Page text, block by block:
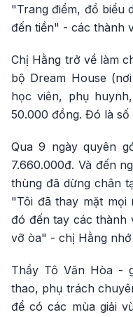
"Trang điểm, đồ biểu
đến tiền" - các thành
Chị Hằng trở về làm
bộ Dream House
học viên, phụ
50.000 đồng. Đó là
Qua 9 ngày quyên
7.660.000đ. Và đến
thùng đã dừng chân
"Tôi đã thay mặt mọi
đó đến tay các thành
vỡ òa" - chị Hằng nhớ
Thầy Tô Văn Hòa -
thao, phụ trách
để có các mùa giải